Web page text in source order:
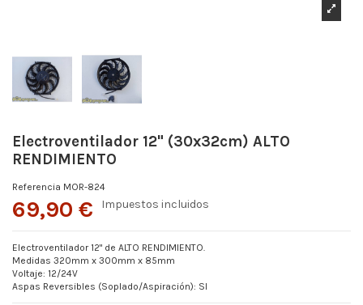
Electroventilador 12" (30x32cm) ALTO
RENDIMIENTO
Referencia MOR-824
69,90 € Impuestos incluidos
Electroventilador 12" de ALTO RENDIMIENTO.
Medidas 320mm x 300mm x 85mm
Voltaje: 12/24V
Aspas Reversibles (Soplado/Aspiración): SI